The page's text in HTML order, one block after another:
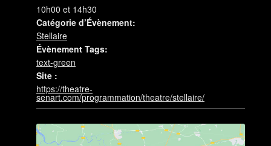
10h00 et 14h30
Catégorie d’Évènement:
Stellaire
Évènement Tags:
text-green
Site :
https://theatre-
senart.com/programmation/theatre/stellaire/